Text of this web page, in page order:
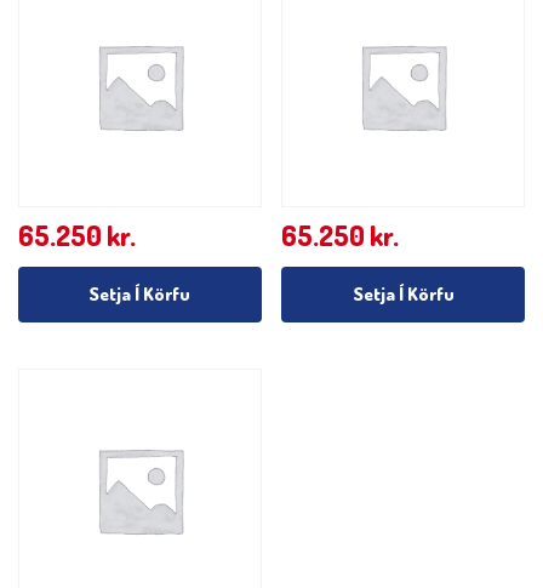
65.250 kr.
Setja Í Körfu
65.250 kr.
Setja Í Körfu